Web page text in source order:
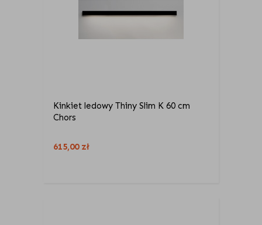
Kinkiet ledowy Thiny Slim K 60 cm
Chors
615,00 zł